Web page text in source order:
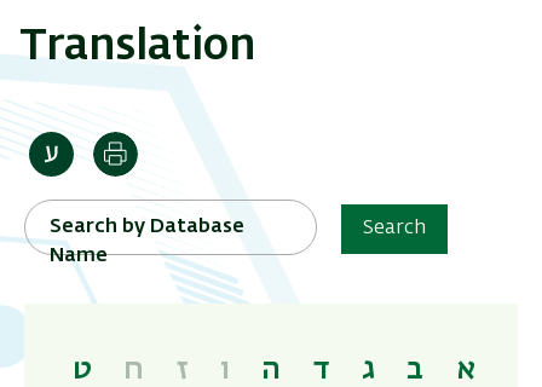
Translation
Print
Search by Database
Name
Search
א ב ג ד ה ו ז ח
ט